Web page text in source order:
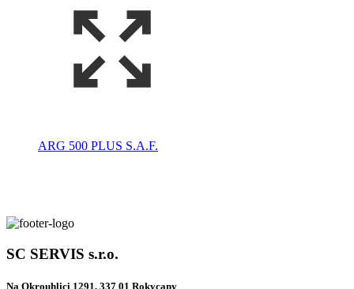
ARG 500 PLUS S.A.F.
SC SERVIS s.r.o.
Na Okrouhlici 1291, 337 01 Rokycany